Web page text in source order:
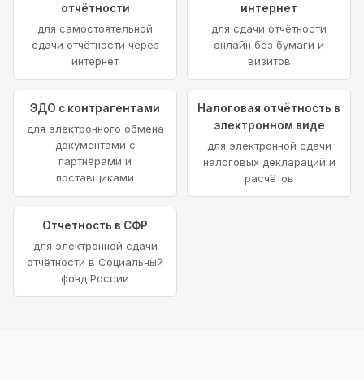
отчётности
для самостоятельной
сдачи отчётности через
интернет
интернет
для сдачи отчётности
онлайн без бумаги и
визитов
ЭДО с контрагентами
для электронного обмена
документами с
партнёрами и
поставщиками
Налоговая отчётность в
электронном виде
для электронной сдачи
налоговых деклараций и
расчётов
Отчётность в СФР
для электронной сдачи
отчётности в Социальный
фонд России